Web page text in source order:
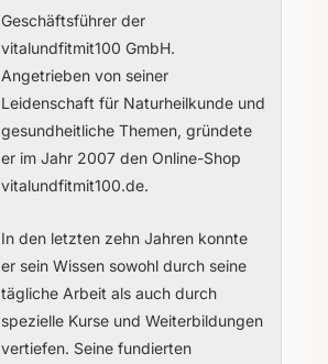
Geschäftsführer der
vitalundfitmit100 GmbH.
Angetrieben von seiner
Leidenschaft für Naturheilkunde und
gesundheitliche Themen, gründete
er im Jahr 2007 den Online-Shop
vitalundfitmit100.de.
In den letzten zehn Jahren konnte
er sein Wissen sowohl durch seine
tägliche Arbeit als auch durch
spezielle Kurse und Weiterbildungen
vertiefen. Seine fundierten